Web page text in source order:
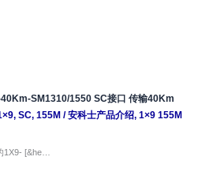
SM1310/1550 SC接口 传输40Km
, SC, 155M /安科士产品介绍, 1×9 155M
1X9- [&he…